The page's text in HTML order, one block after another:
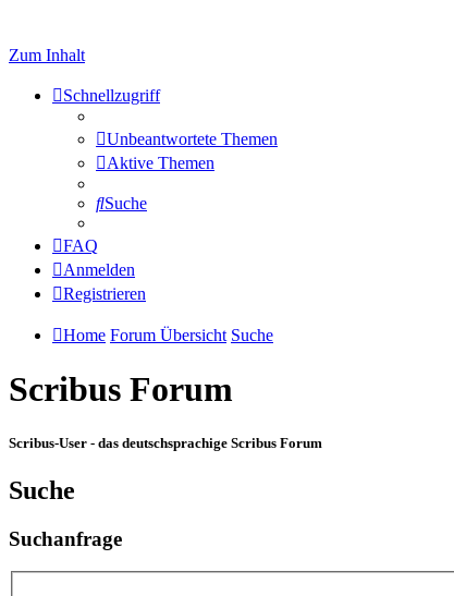
Zum Inhalt
Schnellzugriff
Unbeantwortete Themen
Aktive Themen
Suche
FAQ
Anmelden
Registrieren
Home Forum Übersicht Suche
Scribus Forum
Scribus-User - das deutschsprachige Scribus Forum
Suche
Suchanfrage